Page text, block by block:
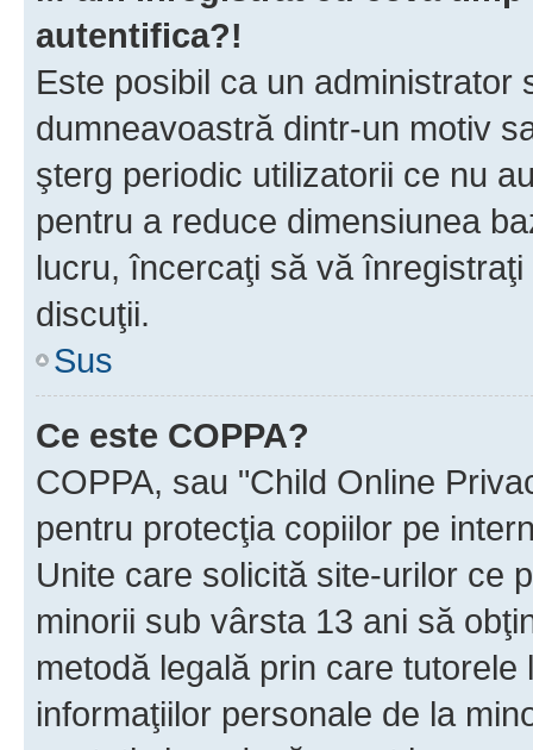
autentifica?!
Este posibil ca un
dumneavoastră dintr-un motiv
şterg periodic utilizatorii ce nu
pentru a reduce dimensiunea
lucru, încercaţi să vă
discuţii.
Sus
Ce este COPPA?
COPPA, sau "Child Online
pentru protecţia copiilor pe
Unite care solicită site-urilor ce
minorii sub vârsta 13 ani să
metodă legală prin care
informaţiilor personale de la